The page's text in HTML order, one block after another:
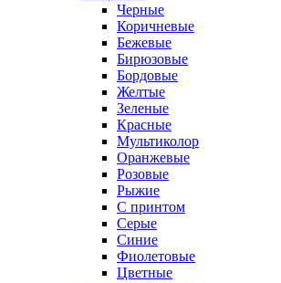
Черные
Коричневые
Бежевые
Бирюзовые
Бордовые
Желтые
Зеленые
Красные
Мультиколор
Оранжевые
Розовые
Рыжие
С принтом
Серые
Синие
Фиолетовые
Цветные